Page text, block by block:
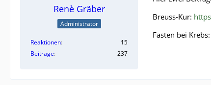
Renè Gräber
Administrator
Reaktionen
15
Beiträge
237
Breuss-Kur:
Fasten bei Krebs: